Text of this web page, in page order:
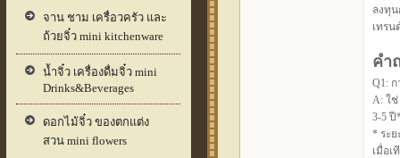
จาน ชาม เครื่อวครัว และ
ถ้วยจิ๋ว mini kitchenware
น้ำจิ๋ว เครื่องดื่มจิ๋ว mini
Drinks&Beverages
ดอกไม้จิ๋ว ของตกแต่ง
สวน mini flowers
ลงทุ
เทรน
คำ
Q1:
A: ใ
3-5
* ระ
เมื่อเ